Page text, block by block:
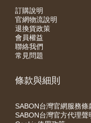
訂購說明
官網物流說明
退換貨政策
會員權益
聯絡我們
常見問題
條款與細則
SABON台灣官網服務條
SABON台灣官方代理聲